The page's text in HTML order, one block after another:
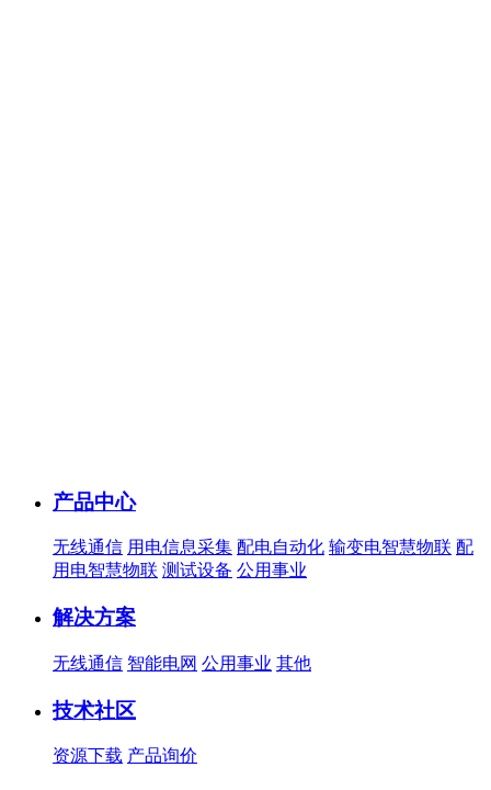
产品中心
无线通信 用电信息采集 配电自动化 输变电智慧物联 配
用电智慧物联 测试设备 公用事业
解决方案
无线通信 智能电网 公用事业 其他
技术社区
资源下载 产品询价